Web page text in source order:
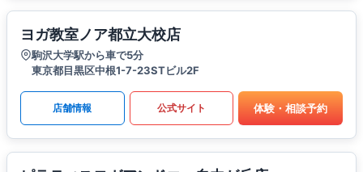
ヨガ教室ノア都立大校店
駒沢大学駅から車で5分
東京都目黒区中根1-7-23STビル2F
店舗情報 公式サイト 体験・相談予約